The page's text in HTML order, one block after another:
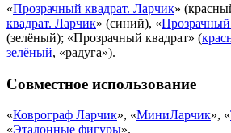
«Прозрачный квадрат. Ларчик»
квадрат. Ларчик» (синий), «
(зелёный); «Прозрачный квадрат» (
зелёный, «радуга»).
Совместное использование
«Коврограф Ларчик», «МиниЛарчик», «
«Эталонные фигуры».